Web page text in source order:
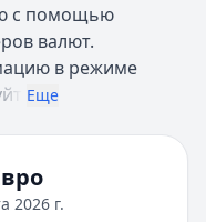
с помощью
валют.
в режиме
Еще
2026 г.